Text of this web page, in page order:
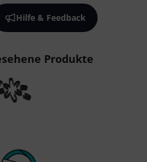
Hilfe & Feedback
Produkte